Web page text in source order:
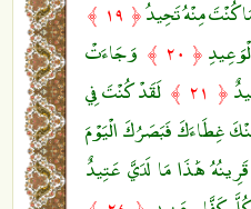
كُنْتَ مِنْهُ تَحِيدُ﴿ ١٩ ﴾
﴿ ٢٠ ﴾
وَجَاءَتْ
﴿ ٢١ ﴾
لَقَدْ كُنْتَ فِي
غِطَاءَكَ فَبَصَرُكَ الْيَوْمَ
هَٰذَا مَا لَدَيَّ عَتِيدٌ